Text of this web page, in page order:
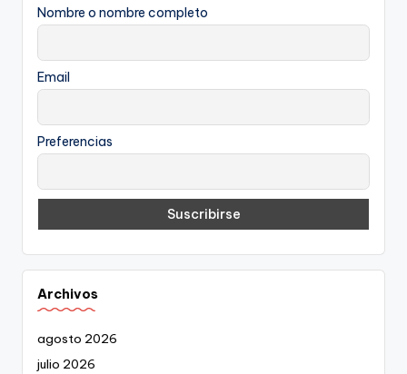
Nombre o nombre completo
Email
Preferencias
Archivos
agosto 2026
julio 2026